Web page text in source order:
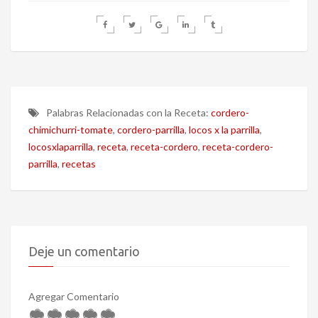
Palabras Relacionadas con la Receta: cordero-
chimichurri-tomate, cordero-parrilla, locos x la parrilla,
locosxlaparrilla, receta, receta-cordero, receta-cordero-
parrilla, recetas
Deje un comentario
Agregar Comentario